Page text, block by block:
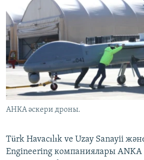
Search
ӘЛЕМ
АРНАЙЫ ЖОБАЛАР
Русский
ЖАЗЫЛЫҢЫЗ
АНКА әскери дроны.
Türk Havacılık ve Uzay Sanayii
Engineering компаниялары ANKA